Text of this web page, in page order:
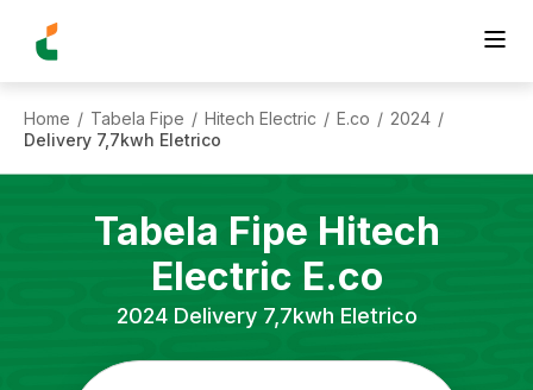
Home / Tabela Fipe / Hitech Electric / E.co / 2024 /
Delivery 7,7kwh Eletrico
Tabela Fipe Hitech
Electric E.co
2024 Delivery 7,7kwh Eletrico